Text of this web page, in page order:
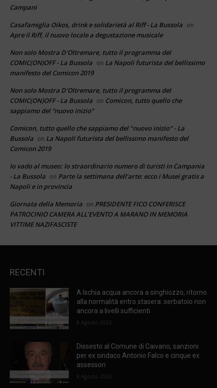
Campani
Casafamiglia Oikos, drink e solidarietà al Riff - La Bussola on
Apre il Riff, il nuovo locale a degustazione musicale
Non solo Mostra D'Oltremare, tutto il programma del
COMIC(ON)OFF - La Bussola on La Napoli futurista del bellissimo
manifesto del Comicon 2019
Non solo Mostra D'Oltremare, tutto il programma del
COMIC(ON)OFF - La Bussola on Comicon, tutto quello che
sappiamo del “nuovo inizio”
Comicon, tutto quello che sappiamo del "nuovo inizio" - La
Bussola on La Napoli futurista del bellissimo manifesto del
Comicon 2019
Io vado al museo: lo straordinario numero di turisti in Campania
- La Bussola on Parte la settimana dell’arte: ecco i Musei gratis a
Napoli e in provincia
Giornata della Memoria on PRESIDENTE FICO CONFERISCE
PATROCINIO CAMERA ALL’EVENTO A MARANO IN MEMORIA
VITTIME NAZIFASCISTE
RECENTI
A Ischia acqua ancora a singhiozzo, ritorno
alla normalità entro stasera: serbatoio non
ancora a livelli sufficienti
8 Agosto 2026
Dissesto al Comune di Caivano, sanzioni
per ex sindaco Antonio Falco e cinque ex
assessori
8 Agosto 2026